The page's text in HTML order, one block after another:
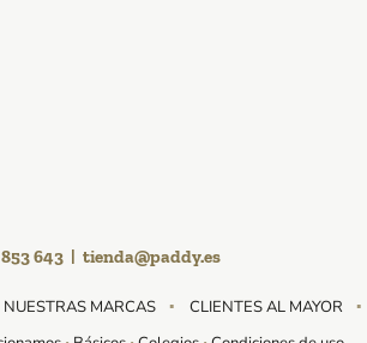
643 | tienda@paddy.es
NUESTRAS MARCAS CLIENTES AL MAYOR